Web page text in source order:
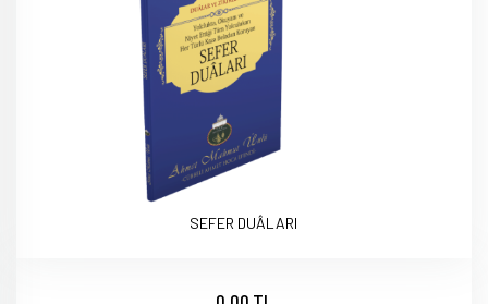
SEFER DUÂLARI